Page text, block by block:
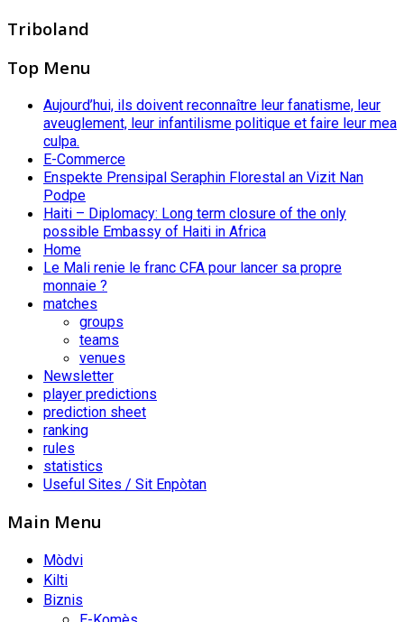
Triboland
Top Menu
Aujourd’hui, ils doivent reconnaître leur fanatisme, leur
aveuglement, leur infantilisme politique et faire leur mea
culpa.
E-Commerce
Enspekte Prensipal Seraphin Florestal an Vizit Nan
Podpe
Haiti – Diplomacy: Long term closure of the only
possible Embassy of Haiti in Africa
Home
Le Mali renie le franc CFA pour lancer sa propre
monnaie ?
matches
groups
teams
venues
Newsletter
player predictions
prediction sheet
ranking
rules
statistics
Useful Sites / Sit Enpòtan
Main Menu
Mòdvi
Kilti
Biznis